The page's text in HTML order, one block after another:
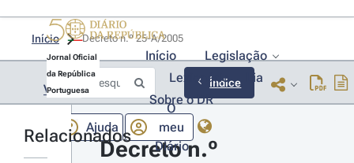
Jornal Oficial
da República
Portuguesa
Início
Legislação
Lexionário
Lia
Sobre o DR
Ajuda
O
meu
Diário
Início
Voltar Índice
Relacionados
Decreto n.º